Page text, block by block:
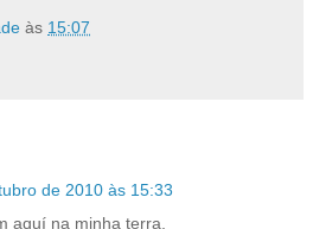
às 15:07
de 2010 às 15:33
aquí na minha terra,